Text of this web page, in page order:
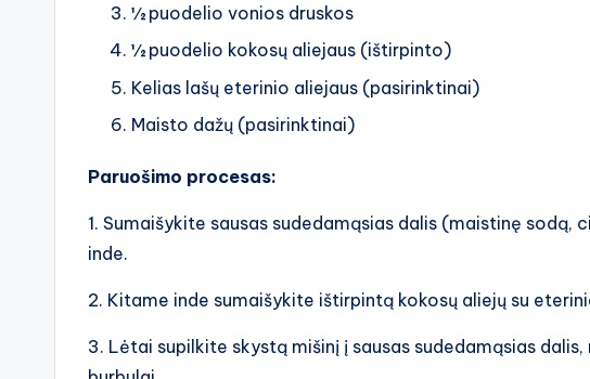
½ puodelio vonios druskos
½ puodelio kokosų aliejaus (ištirpinto)
Kelias lašų eterinio aliejaus (pasirinktinai)
Maisto dažų (pasirinktinai)
Paruošimo procesas:
1. Sumaišykite sausas sudedamąsias dalis (maistinę sodą,
inde.
2. Kitame inde sumaišykite ištirpintą kokosų aliejų su
3. Lėtai supilkite skystą mišinį į sausas sudedamąsias